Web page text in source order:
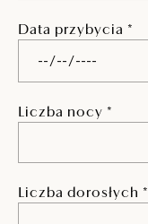
Data przybycia *
Liczba nocy *
Liczba dorosłych *